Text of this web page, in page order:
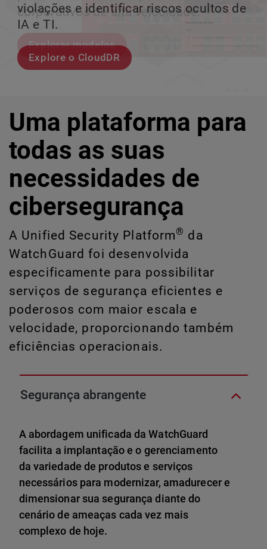
corporativos de alta velocidade.
Explorar modelos
violações e identificar riscos ocultos de
IA e TI.
Explore o CloudDR
perder o ritmo.
Conheça Rai
crescimento escalável.
Conheça o WatchGuard EDR
Uma plataforma para
todas as suas
necessidades de
cibersegurança
A Unified Security Platform® da
WatchGuard foi desenvolvida
especificamente para possibilitar
serviços de segurança eficientes e
poderosos com maior escala e
velocidade, proporcionando também
eficiências operacionais.
Segurança abrangente
A abordagem unificada da WatchGuard
facilita a implantação e o gerenciamento
da variedade de produtos e serviços
necessários para modernizar, amadurecer e
dimensionar sua segurança diante do
cenário de ameaças cada vez mais
complexo de hoje.